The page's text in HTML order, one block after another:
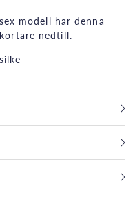
modell har denna
nedtill.